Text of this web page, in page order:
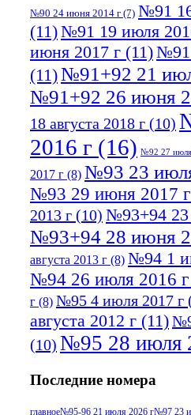
№90 24 июня 2014 г (7) №91 16
(11)№91 19 июля
июня 2017 г (11)№91
(11)№91+92 21
№91+92 26 июня
18 августа 2018 г (10)
2016 г (16) №92 27
2017 г (8) №93 23
№93 29 июня 2017 г
2013 г (10) №93+94 23
№93+94 28 июня
августа 2013 г (8) №94 1
№94 26 июля 2016 г
г (8) №95 4 июля 2017 г
августа 2012 г (11)
(10) №95 28 июля
июля 2017 г(11)№96
г(13)
Последние номера
главное№95-96 21 июля 2026 г№97 23